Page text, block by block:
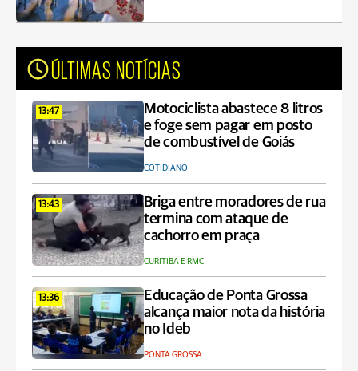
ÚLTIMAS NOTÍCIAS
13:47
Motociclista abastece 8 litros
e foge sem pagar em posto
de combustível de Goiás
COTIDIANO
13:43
Briga entre moradores de rua
termina com ataque de
cachorro em praça
CURITIBA E RMC
13:36
Educação de Ponta Grossa
alcança maior nota da história
no Ideb
PONTA GROSSA